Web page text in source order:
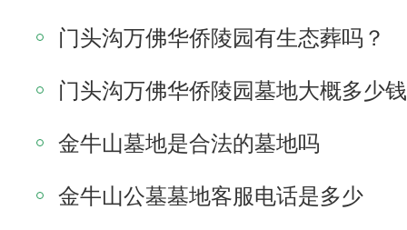
门头沟万佛华侨陵园有生态葬吗？
门头沟万佛华侨陵园墓地大概多少
金牛山墓地是合法的墓地吗
金牛山公墓墓地客服电话是多少